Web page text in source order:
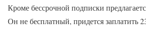
Кроме бессрочной подписки
Он не бесплатный, придется заплатить